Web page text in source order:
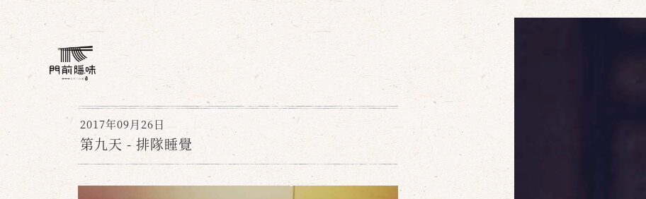
2017年09月26日
第九天 - 排隊睡覺